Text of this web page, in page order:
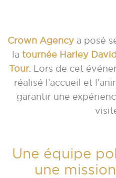
Crown Agency a posé
la tournée Harley
Tour. Lors de cet
réalisé l’accueil et
garantir une
Une équipe
une